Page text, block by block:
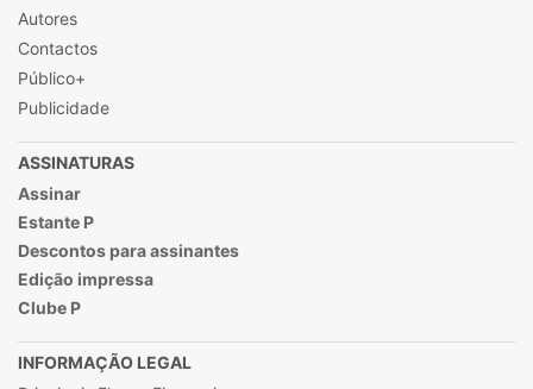
Autores
Contactos
Público+
Publicidade
ASSINATURAS
Assinar
Estante P
Descontos para assinantes
Edição impressa
Clube P
INFORMAÇÃO LEGAL